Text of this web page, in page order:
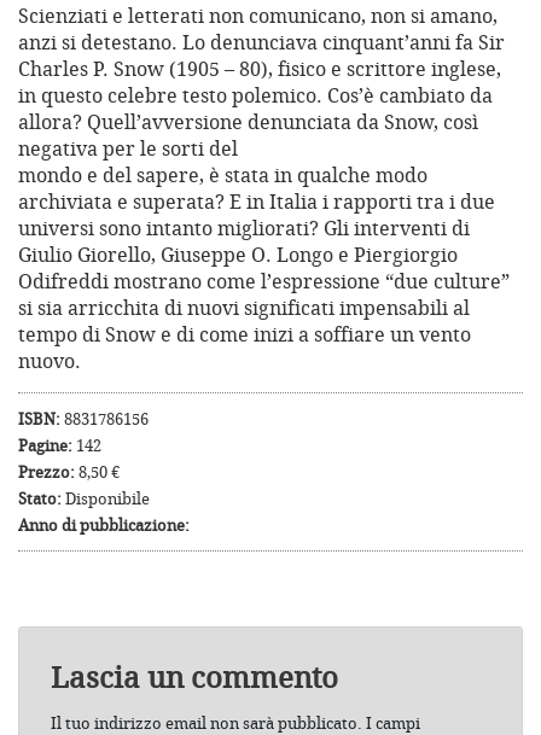
Scienziati e letterati non comunicano, non si amano,
anzi si detestano. Lo denunciava cinquant’anni fa Sir
Charles P. Snow (1905 – 80), fisico e scrittore inglese,
in questo celebre testo polemico. Cos’è cambiato da
allora? Quell’avversione denunciata da Snow, così
negativa per le sorti del
mondo e del sapere, è stata in qualche modo
archiviata e superata? E in Italia i rapporti tra i due
universi sono intanto migliorati? Gli interventi di
Giulio Giorello, Giuseppe O. Longo e Piergiorgio
Odifreddi mostrano come l’espressione “due culture”
si sia arricchita di nuovi significati impensabili al
tempo di Snow e di come inizi a soffiare un vento
nuovo.
ISBN: 8831786156
Pagine: 142
Prezzo: 8,50 €
Stato: Disponibile
Anno di pubblicazione:
Lascia un commento
Il tuo indirizzo email non sarà pubblicato. I campi